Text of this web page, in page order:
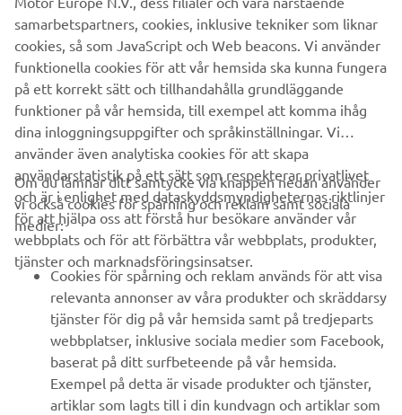
någon annan rättslig åtgärd som har sin grund i eller som
har samband med användningsvillkoren och/eller din
åtkomst till eller användning av appen ska behandlas av
behörig nederländsk domstol.
FÖRETAG
B2B
UTFORSKA YAMAHA
FAQ & SUPPORT
samarbetspartners, cookies, inklusive tekniker som liknar
cookies, så som JavaScript och Web beacons. Vi använder
funktionella cookies för att vår hemsida ska kunna fungera
på ett korrekt sätt och tillhandahålla grundläggande
funktioner på vår hemsida, till exempel att komma ihåg
dina inloggningsuppgifter och språkinställningar. Vi
använder även analytiska cookies för att skapa
användarstatistik på ett sätt som respekterar privatlivet
och är i enlighet med dataskyddsmyndigheternas riktlinjer
för att hjälpa oss att förstå hur besökare använder vår
webbplats och för att förbättra vår webbplats, produkter,
tjänster och marknadsföringsinsatser.
Om du lämnar ditt samtycke via knappen nedan använder
vi också cookies för spårning och reklam samt sociala
medier:
Cookies för spårning och reklam används för att visa
relevanta annonser av våra produkter och skräddarsy
tjänster för dig på vår hemsida samt på tredjeparts
webbplatser, inklusive sociala medier som Facebook,
baserat på ditt surfbeteende på vår hemsida.
Exempel på detta är visade produkter och tjänster,
artiklar som lagts till i din kundvagn och artiklar som